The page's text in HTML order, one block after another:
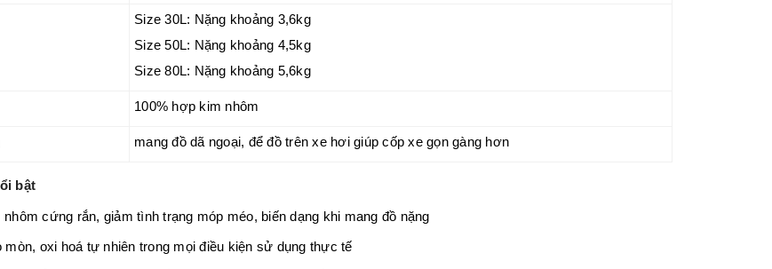
Size 30L: Nặng khoảng 3,6kg
Size 50L: Nặng khoảng 4,5kg
Size 80L: Nặng khoảng 5,6kg
100% hợp kim nhôm
mang đồ dã ngoại, để đồ trên xe hơi giúp cốp xe gọn gàng hơn
bật
nhôm cứng rắn, giảm tình trạng móp méo, biến dạng khi mang đồ nặng
mòn, oxi hoá tự nhiên trong mọi điều kiện sử dụng thực tế